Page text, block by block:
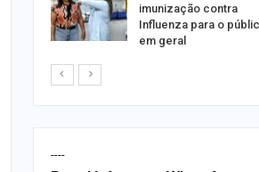
imunização contra
Influenza para o
em geral
----